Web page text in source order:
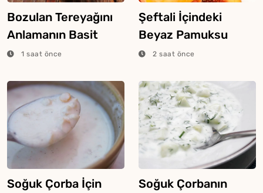
Bozulan Tereyağını
Anlamanın Basit
Yolları
1 saat önce
Şeftali İçindeki
Beyaz Pamuksu
Dokunun Sebebi
2 saat önce
Soğuk Çorba İçin
Soğuk Çorbanın